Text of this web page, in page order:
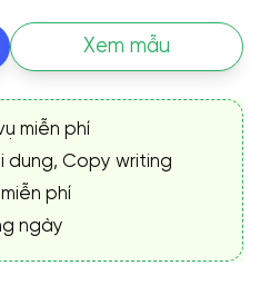
Xem mẫu
miễn phí
dung, Copy writing
phí
ngày